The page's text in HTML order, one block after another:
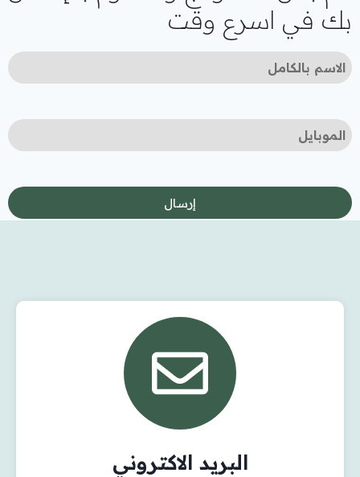
بك في اسرع وقت
إرسال
البريد الاكتروني